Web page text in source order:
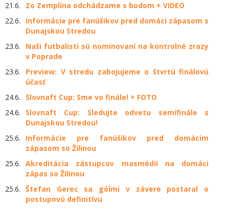
21.6.
Zo Zemplína odchádzame s bodom + VIDEO
22.6.
Informácie pre fanúšikov pred domáci zápasom s
Dunajskou Stredou
23.6.
Naši futbalisti sú nominovaní na kontrolné zrazy
v Poprade
23.6.
Preview: V stredu zabojujeme o štvrtú finálovú
účasť
24.6.
Slovnaft Cup: Sme vo finále! + FOTO
24.6.
Slovnaft Cup: Sledujte odvetu semifinále s
Dunajskou Stredou!
25.6.
Informácie pre fanúšikov pred domácim
zápasom so Žilinou
25.6. Akreditácia zástupcov masmédií na domáci
zápas so Žilinou
25.6. Štefan Gerec sa gólmi v závere postaral o
postupovú definitívu